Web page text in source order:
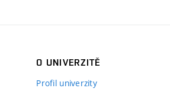
O UNIVERZITĚ
Profil univerzity